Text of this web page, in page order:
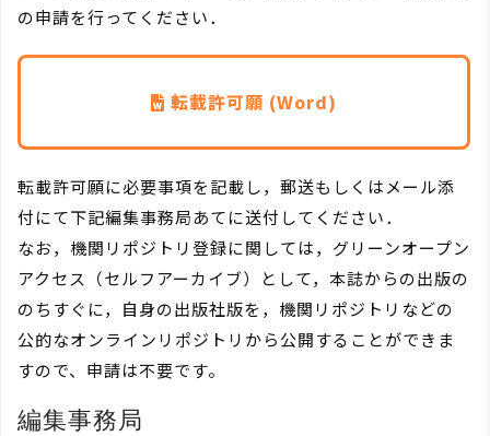
の申請を行ってください．
転載許可願 (Word)
転載許可願に必要事項を記載し，郵送もしくはメール添
付にて下記編集事務局あてに送付してください．
なお，機関リポジトリ登録に関しては，グリーンオープン
アクセス（セルフアーカイブ）として，本誌からの出版の
のちすぐに，自身の出版社版を，機関リポジトリなどの
公的なオンラインリポジトリから公開することができま
すので、申請は不要です。
編集事務局